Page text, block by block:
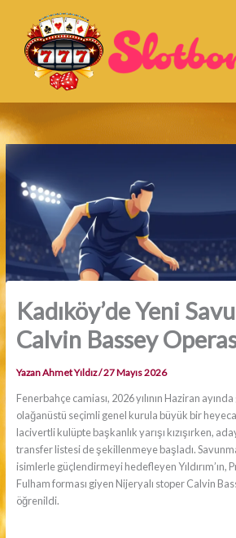
Kadıköy’de Yeni
Calvin Bassey
YazanAhmet Yıldız/27 Mayıs 2026
Fenerbahçe camiası, 2026 yılının Haziran
olağanüstü seçimli genel kurula büyük bir
lacivertli kulüpte başkanlık yarışı kızışırken,
transfer listesi de şekillenmeye başladı.
isimlerle güçlendirmeyi hedefleyen Yıldırım’ın,
Fulham forması giyen Nijeryalı stoper Calvin
öğrenildi.